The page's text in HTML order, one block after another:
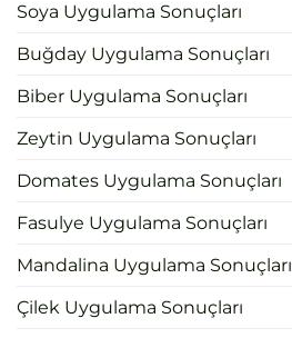
Soya Uygulama Sonuçları
Buğday Uygulama Sonuçları
Biber Uygulama Sonuçları
Zeytin Uygulama Sonuçları
Domates Uygulama Sonuçları
Fasulye Uygulama Sonuçları
Mandalina Uygulama Sonuçları
Çilek Uygulama Sonuçları